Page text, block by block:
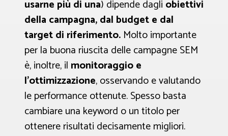
usarne più di una) dipende dagli obiettivi
della campagna, dal budget e dal
target di riferimento. Molto importante
per la buona riuscita delle campagne SEM
è, inoltre, il monitoraggio e
l’ottimizzazione, osservando e valutando
le performance ottenute. Spesso basta
cambiare una keyword o un titolo per
ottenere risultati decisamente migliori.